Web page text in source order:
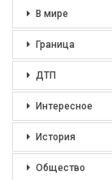
В мире
Граница
ДТП
Интересное
История
Общество